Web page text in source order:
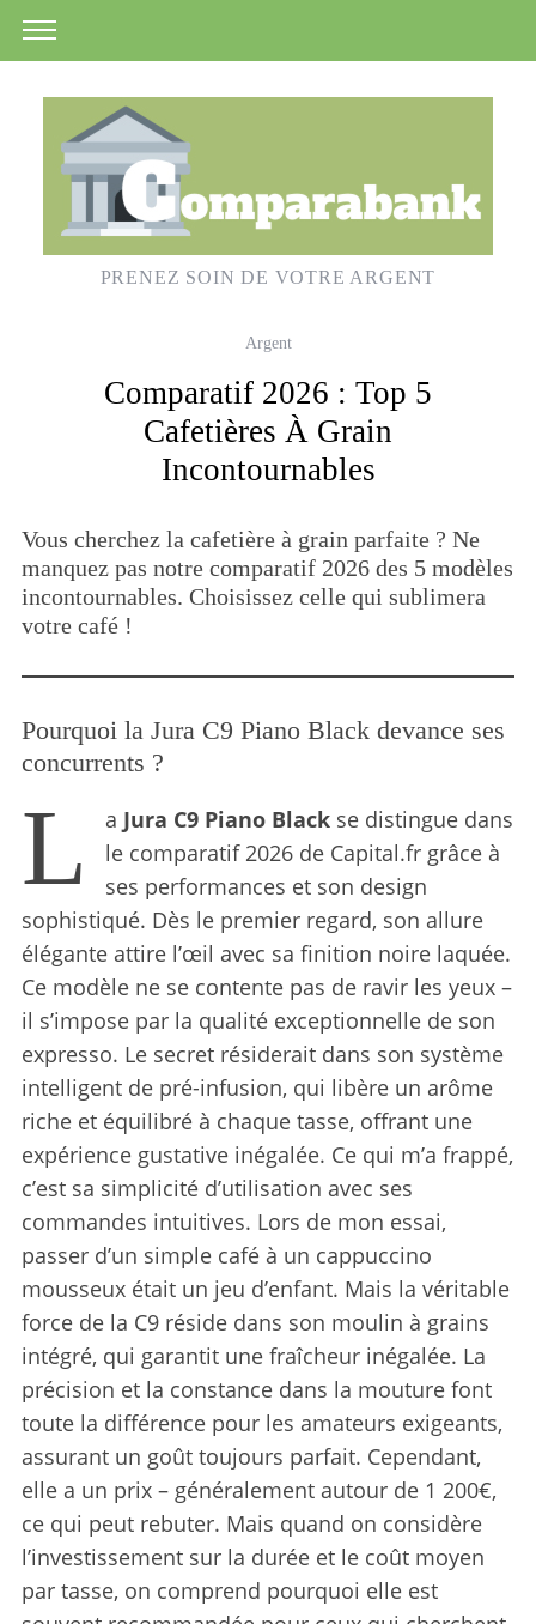
PRENEZ SOIN DE VOTRE ARGENT
Argent
Comparatif 2026 : Top 5
Cafetières À Grain
Incontournables
Vous cherchez la cafetière à grain parfaite ? Ne
manquez pas notre comparatif 2026 des 5 modèles
incontournables. Choisissez celle qui sublimera
votre café !
Pourquoi la Jura C9 Piano Black devance ses
concurrents ?
L a Jura C9 Piano Blackse distingue dans
le comparatif 2026 de Capital.fr grâce à
ses performances et son design
sophistiqué. Dès le premier regard, son allure
élégante attire l’œil avec sa finition noire laquée.
Ce modèle ne se contente pas de ravir les yeux –
il s’impose par la qualité exceptionnelle de son
expresso. Le secret résiderait dans son système
intelligent de pré-infusion, qui libère un arôme
riche et équilibré à chaque tasse, offrant une
expérience gustative inégalée. Ce qui m’a frappé,
c’est sa simplicité d’utilisation avec ses
commandes intuitives. Lors de mon essai,
passer d’un simple café à un cappuccino
mousseux était un jeu d’enfant. Mais la véritable
force de la C9 réside dans son moulin à grains
intégré, qui garantit une fraîcheur inégalée. La
précision et la constance dans la mouture font
toute la différence pour les amateurs exigeants,
assurant un goût toujours parfait. Cependant,
elle a un prix – généralement autour de 1 200€,
ce qui peut rebuter. Mais quand on considère
l’investissement sur la durée et le coût moyen
par tasse, on comprend pourquoi elle est